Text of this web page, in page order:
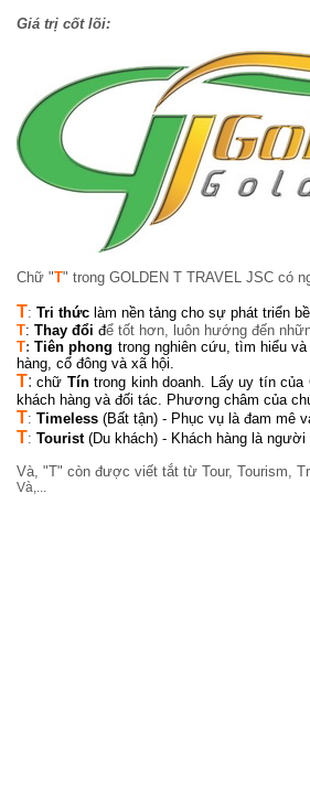
Giá trị cốt lõi:
Chữ "T" trong GOLDEN T TRAVEL JSC có
T: Tri thức làm nền tảng cho sự phát triển
T: Thay đổi để tốt hơn, luôn hướng đến
T: Tiên phong trong nghiên cứu, tìm hiểu
hàng, cổ đông và xã hội.
T:chữ Tíntrong kinh doanh. Lấy uy tín
khách hàng và đối tác. Phương châm của
T: Timeless (Bất tận) - Phục vụ là đam mê
T: Tourist (Du khách) - Khách hàng là
Và, "T" còn được viết tắt từ Tour, Tourism,
Và,...